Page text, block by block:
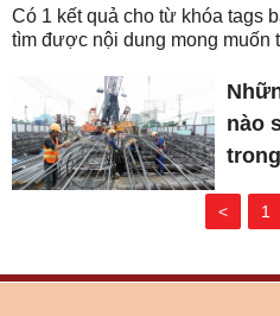
Có 1 kết quả cho từ khóa tags
tìm được nội dung mong muốn
nào
< 1